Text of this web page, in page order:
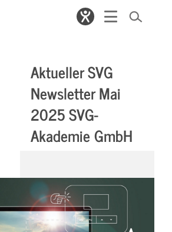
Aktueller SVG
Newsletter Mai
2025 SVG-
Akademie GmbH